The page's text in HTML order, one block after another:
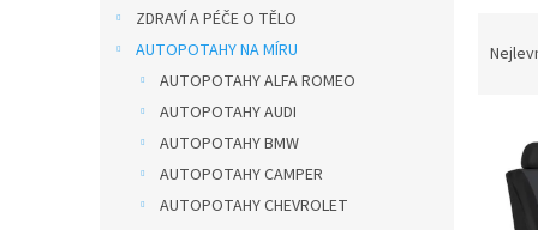
ZDRAVÍ A PÉČE O TĚLO
AUTOPOTAHY NA MÍRU
AUTOPOTAHY ALFA ROMEO
AUTOPOTAHY AUDI
AUTOPOTAHY BMW
AUTOPOTAHY CAMPER
AUTOPOTAHY CHEVROLET